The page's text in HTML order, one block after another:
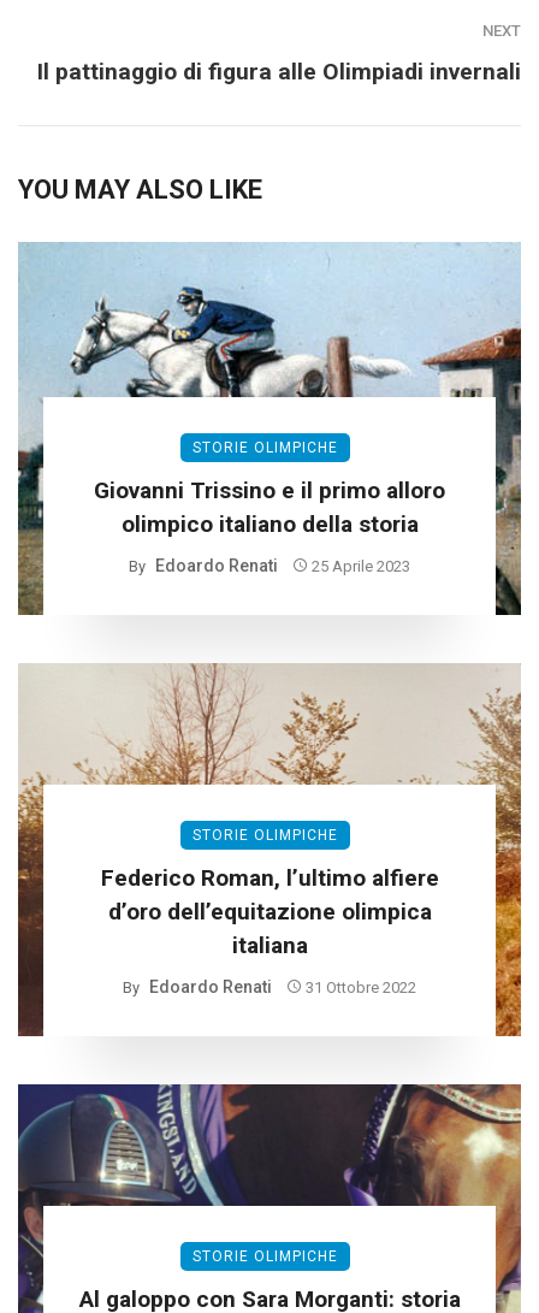
NEXT
Il pattinaggio di figura alle Olimpiadi invernali
YOU MAY ALSO LIKE
STORIE OLIMPICHE
Giovanni Trissino e il primo alloro
olimpico italiano della storia
By Edoardo Renati 25 Aprile 2023
STORIE OLIMPICHE
Federico Roman, l’ultimo alfiere
d’oro dell’equitazione olimpica
italiana
By Edoardo Renati 31 Ottobre 2022
STORIE OLIMPICHE
Al galoppo con Sara Morganti: storia